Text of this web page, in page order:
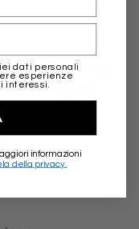
in shipping.
Highly
dati personali
esperienze
interessi.
informazioni
della privacy.